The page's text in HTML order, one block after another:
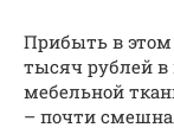
Прибыть в этом
тысяч рублей в
мебельной
– почти